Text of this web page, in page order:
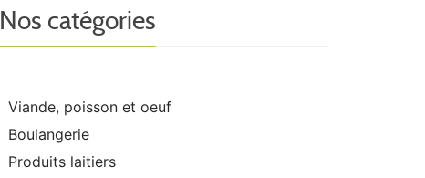
Nos catégories
Viande, poisson et oeuf
Boulangerie
Produits laitiers